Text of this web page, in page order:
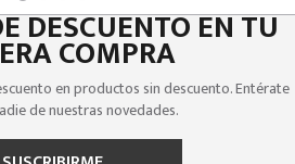
DESCUENTO EN TU
COMPRA
en productos sin descuento. Entérate
de nuestras novedades.